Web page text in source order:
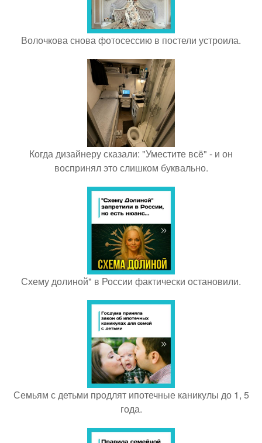
Волочкова снова фотосессию в постели устроила.
Когда дизайнеру сказали: "Уместите всё" - и он
воспринял это слишком буквально.
Схему долиной" в России фактически остановили.
Семьям с детьми продлят ипотечные каникулы до 1, 5
года.